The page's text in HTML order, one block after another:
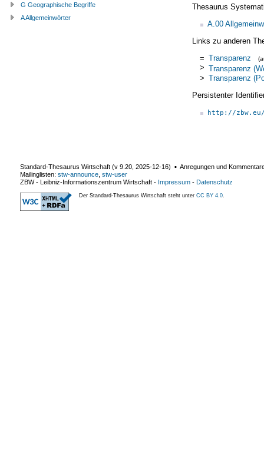
Thesaurus
A.00
Links zu anderen
= Transparenz
> Transparenz
> Transparenz
Persistenter
http://
G Geographische Begriffe
A Allgemeinwörter
Standard-Thesaurus Wirtschaft (v 9.20 2025-12-16) ▪ Anregungen und
Mailinglisten: stw-announce stw-user
ZBW - Leibniz-Informationszentrum Wirtschaft - Impressum - Datenschutz
Der Standard-Thesaurus Wirtschaft steht unter CC BY 4.0